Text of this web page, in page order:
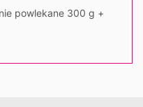
powlekane 300 g +